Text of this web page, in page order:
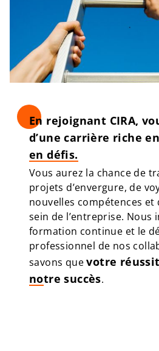
En rejoignant CIRA,
d’une carrière riche
en défis.
Vous aurez la chance de
projets d’envergure, de
nouvelles compétences et
sein de l’entreprise. Nous
formation continue et le
professionnel de nos
savons quevotre
notre succès.